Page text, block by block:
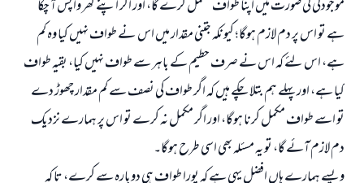
موجودگی کی صورت میں اپنا طواف مکمل کرے گا، اور اگر اپنے گھر واپس آ چکا
ہے تو اس پر دم لازم ہوگا؛ کیونکہ جتنی مقدار میں اس نے طواف نہیں کیا وہ کم
ہے، اس لئے کہ اس نے صرف حطیم کے باہر سے طواف نہیں کیا، بقیہ طواف
کیا ہے، اور پہلے ہم بتلا چکے ہیں کہ اگر طواف کی نصف سے کم مقدار چھوڑ دے
تو اسے طواف مکمل کرنا ہوگا، اور اگر مکمل نہ کرے تو اس پر ہمارے نزدیک
دم لازم آئے گا، تو یہ مسئلہ بھی اسی طرح ہوگا۔